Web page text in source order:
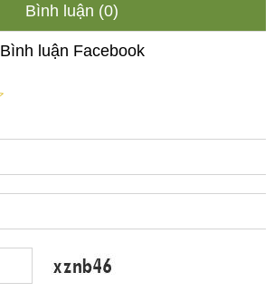
Bình luận (0)
Bình luận Facebook